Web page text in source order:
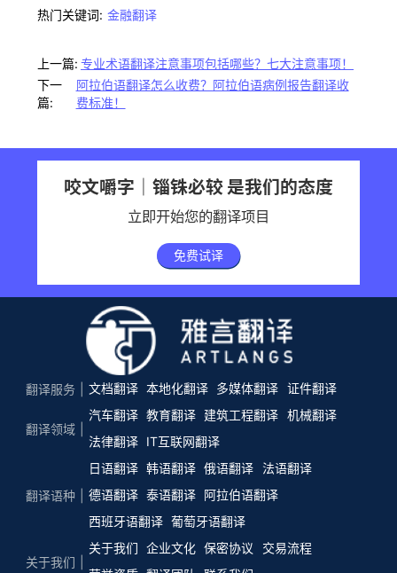
热门关键词: 金融翻译
上一篇: 专业术语翻译注意事项包括哪些？七大注意事项！
下一
篇:
阿拉伯语翻译怎么收费？阿拉伯语病例报告翻译收
费标准！
咬文嚼字｜锱铢必较 是我们的态度
立即开始您的翻译项目
免费试译
翻译服务 文档翻译 本地化翻译 多媒体翻译 证件翻译
翻译领域
汽车翻译 教育翻译 建筑工程翻译 机械翻译
法律翻译
IT互联网翻译
翻译语种
日语翻译 韩语翻译 俄语翻译
法语翻译
德语翻译 泰语翻译 阿拉伯语翻译
西班牙语翻译 葡萄牙语翻译
关于我们
关于我们 企业文化 保密协议
交易流程